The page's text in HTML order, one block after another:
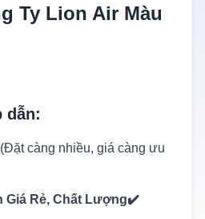
Ty Lion Air Màu
dẫn:
càng nhiều, giá càng ưu
Giá Rẻ, Chất Lượng✔️